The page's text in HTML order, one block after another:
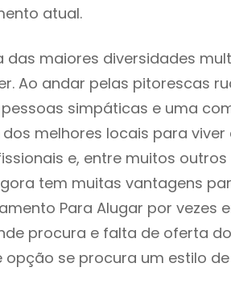
atual.
das maiores diversidades
Ao andar pelas pitorescas
simpáticas e uma
melhores locais para viver
e, entre muitos
tem muitas vantagens
Para Alugar por vezes
procura e falta de oferta
se procura um estilo